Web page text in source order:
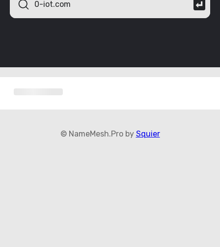
© NameMesh.Pro by Squier